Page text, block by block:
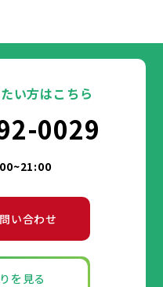
い方はこちら
0029
い合わせ
を見る